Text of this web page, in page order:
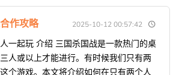
作攻略 2025-10-12 00:57:42
一起玩 介绍 三国杀国战是一款热门的桌
人或以上才能进行。有时候我们只有两
个游戏。本文将介绍如何在只有两个人